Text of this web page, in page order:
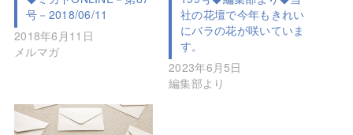
号－2018/06/11
2018年6月11日
メルマガ
社の花壇で今年もきれい
にバラの花が咲いていま
す。
2023年6月5日
編集部より